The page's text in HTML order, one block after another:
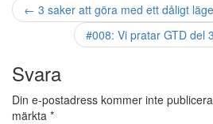
← 3 saker att göra med ett dåligt läge
#008: Vi pratar GTD del
Svara
Din e-postadress kommer inte
märkta *